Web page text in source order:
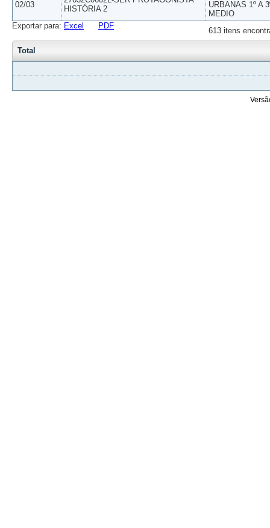
02/03
HISTÓRIA 2
URBANAS 1º A
MEDIO
613 itens
Exportar para: Excel PDF
Total